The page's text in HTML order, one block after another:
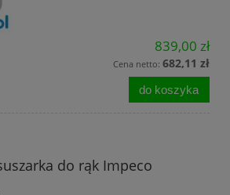
839,00 zł
Cena netto: 682,11 zł
do koszyka
do rąk Impeco